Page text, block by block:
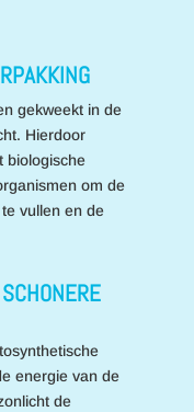
gekweekt in de
Hierdoor
biologische
om de
vullen en de
energie van de
de